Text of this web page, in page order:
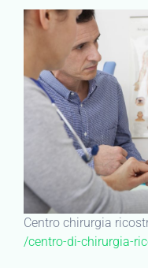
Centro chirurgia
/centro-di-chirurgia-